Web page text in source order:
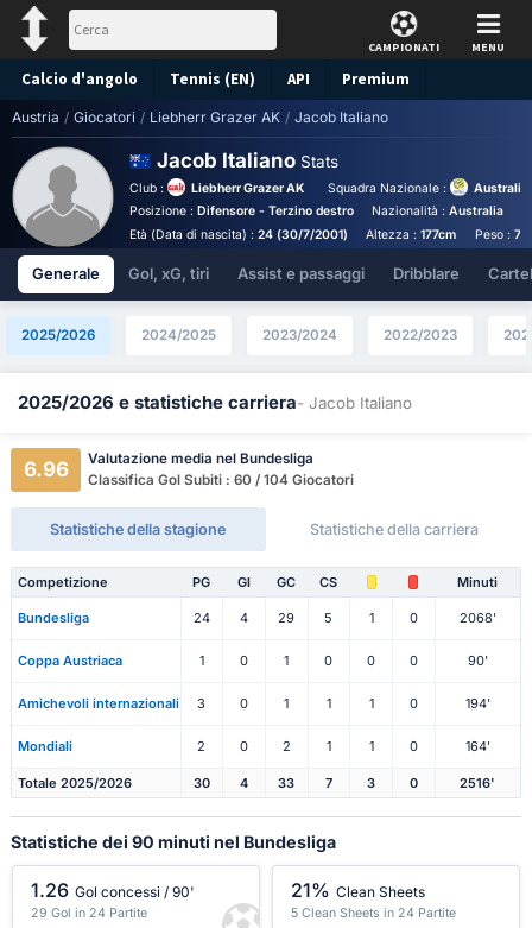
CAMPIONATI MENU
Calcio d'angolo Tennis (EN) API Premium
Pronostico
Austria / Giocatori / Liebherr Grazer AK / Jacob Italiano
Jacob Italiano Stats
Club : Liebherr Grazer AK Squadra Nazionale :
Australia
Posizione : Difensore - Terzino destro Nazionalità :Australia
Età (Data di nascita) : 24 (30/7/2001) Altezza :177cm Peso :
Generale Gol, xG, tiri Assist e passaggi Dribblare
2025/2026 2024/2025 2023/2024 2022/2023
2025/2026 e statistiche carriera- Jacob Italiano
6.96
Valutazione media nel Bundesliga
Classifica Gol Subiti : 60 / 104 Giocatori
Statistiche della stagione Statistiche della carriera
Competizione PG Gl GC CS Minuti
Bundesliga 24 4 29 5 1 0 2068'
Coppa Austriaca 1 0 1 0 0 0 90'
Amichevoli internazionali 3 0 1 1 1 0 194'
Mondiali 2 0 2 1 1 0 164'
Totale 2025/2026 30 4 33 7 3 0 2516'
Statistiche dei 90 minuti nel Bundesliga
1.26 Gol concessi / 90'
29 Gol in 24 Partite
21% Clean Sheets
5 Clean Sheets in 24 Partite